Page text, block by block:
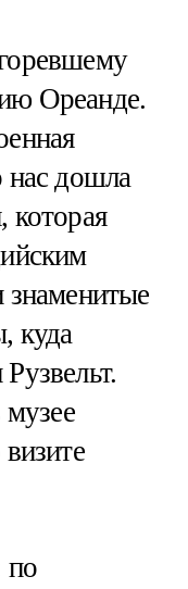
Ореанде.
дошла
которая
знаменитые
куда
музее
по